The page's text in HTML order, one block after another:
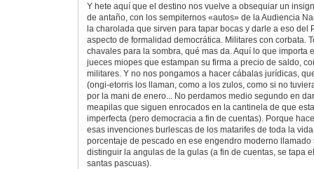
Y hete aquí que el destino nos vuelve a obsequiar un
de antaño, con los sempiternos «autos» de la Audiencia
la charolada que sirven para tapar bocas y darle a eso del
aspecto de formalidad democrática. Militares con corbata.
chavales para la sombra, qué mas da. Aquí lo que importa
jueces miopes que estampan su firma a precio de saldo,
militares. Y no nos pongamos a hacer cábalas jurídicas,
(ongi-etorris los llaman, como a los zulos, como si no
por la mani de enero... No perdamos medio segundo en
meapilas que siguen enrocados en la cantinela de que
imperfecta (pero democracia a fin de cuentas). Porque
esas invenciones burlescas de los matarifes de toda la
porcentaje de pescado en ese engendro moderno
distinguir la angulas de la gulas (a fin de cuentas, se tapa
santas pascuas).